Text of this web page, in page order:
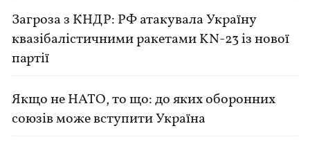
Загроза з КНДР: РФ атакувала Україну
квазібалістичними ракетами KN-23 із нової
партії
Якщо не НАТО, то що: до яких оборонних
союзів може вступити Україна